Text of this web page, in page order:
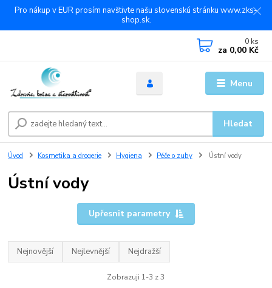
Pro nákup v EUR prosím navštivte našu slovenskú stránku www.zks-
shop.sk.
Menu
Hledat
0 ks
za 0,00 Kč
Úvod Kosmetika a drogerie Hygiena Péče o zuby Ústní vody
Ústní vody
Upřesnit parametry
Nejnovější Nejlevnější Nejdražší
Zobrazuji 1-3 z 3